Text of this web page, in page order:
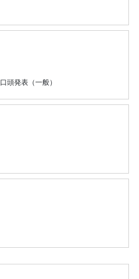
口頭発表（一般）